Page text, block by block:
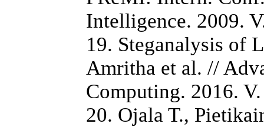
Intelligence. 2009.
19. Steganalysis of
Amritha et al. //
Computing. 2016.
20. Ojala T.,